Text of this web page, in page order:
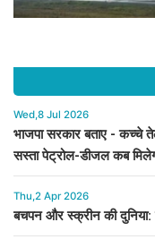
Wed,8 Jul 2026
भाजपा सरकार बताए - कच्चे
सस्ता पेट्रोल-डीजल कब
Thu,2 Apr 2026
बचपन और स्क्रीन की दुनिया: